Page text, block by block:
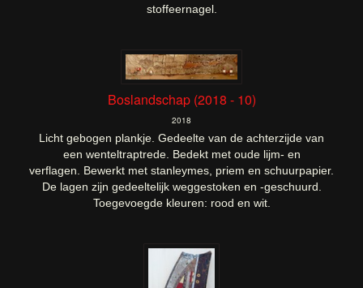
stoffeernagel.
Boslandschap (2018 - 10)
2018
Licht gebogen plankje. Gedeelte van de achterzijde van
een wenteltraptrede. Bedekt met oude lijm- en
verflagen. Bewerkt met stanleymes, priem en schuurpapier.
De lagen zijn gedeeltelijk weggestoken en -geschuurd.
Toegevoegde kleuren: rood en wit.